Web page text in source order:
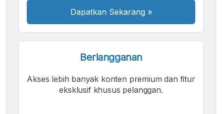
Dapatkan Sekarang »
Berlangganan
Akses lebih banyak konten premium dan fitur
eksklusif khusus pelanggan.